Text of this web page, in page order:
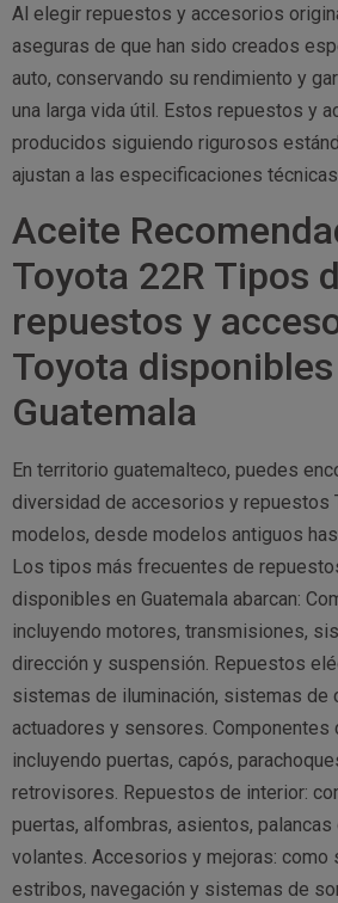
Al elegir repuestos y accesorios
aseguras de que han sido creados
auto, conservando su rendimiento y
una larga vida útil. Estos repuestos y
producidos siguiendo rigurosos
ajustan a las especificaciones
Aceite
Toyota 22R Tipos
repuestos y
Toyota
Guatemala
En territorio guatemalteco, puedes
diversidad de accesorios y repuestos
modelos, desde modelos antiguos
Los tipos más frecuentes de
disponibles en Guatemala abarcan:
incluyendo motores, transmisiones,
dirección y suspensión. Repuestos
sistemas de iluminación, sistemas de
actuadores y sensores. Componentes
incluyendo puertas, capós,
retrovisores. Repuestos de interior:
puertas, alfombras, asientos,
volantes. Accesorios y mejoras: como
estribos, navegación y sistemas de